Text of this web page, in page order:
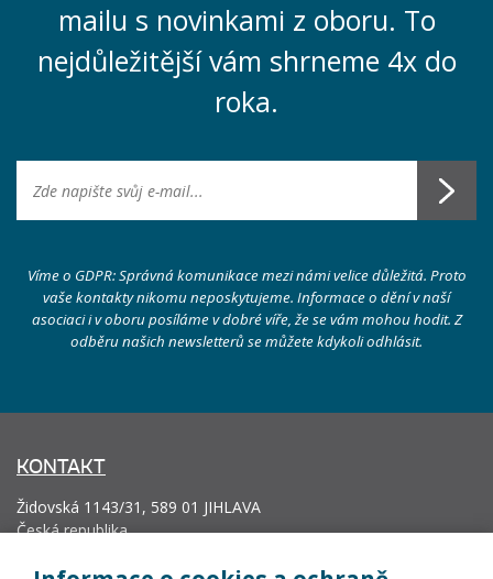
mailu s novinkami z oboru. To
nejdůležitější vám shrneme 4x do
roka.
Víme o GDPR: Správná komunikace mezi námi velice důležitá. Proto
vaše kontakty nikomu neposkytujeme. Informace o dění v naší
asociaci i v oboru posíláme v dobré víře, že se vám mohou hodit. Z
odběru našich newsletterů se můžete kdykoli odhlásit.
KONTAKT
Židovská 1143/31, 589 01 JIHLAVA
Česká republika